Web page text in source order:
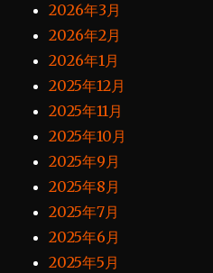
2026年3月
2026年2月
2026年1月
2025年12月
2025年11月
2025年10月
2025年9月
2025年8月
2025年7月
2025年6月
2025年5月